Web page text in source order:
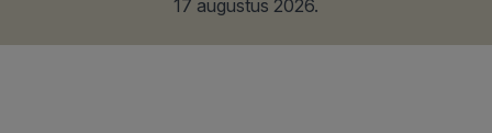
17 augustus 2026.